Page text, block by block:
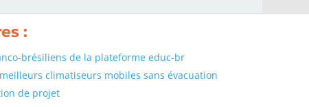
:
brésiliens de la plateforme educ-br
climatiseurs mobiles sans évacuation
de projet